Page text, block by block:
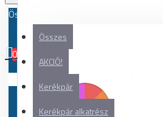
Összes
Összes
AKCIÓ!
Kerékpár
Kerékpár alkatrész
0
Az Ön kosara üres!